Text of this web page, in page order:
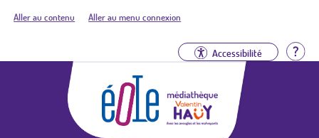
Aller au contenu Aller au menu connexion
Accessibilité